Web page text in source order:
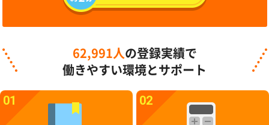
62,991人 の登録実績で
働きやすい環境とサポート
01 02